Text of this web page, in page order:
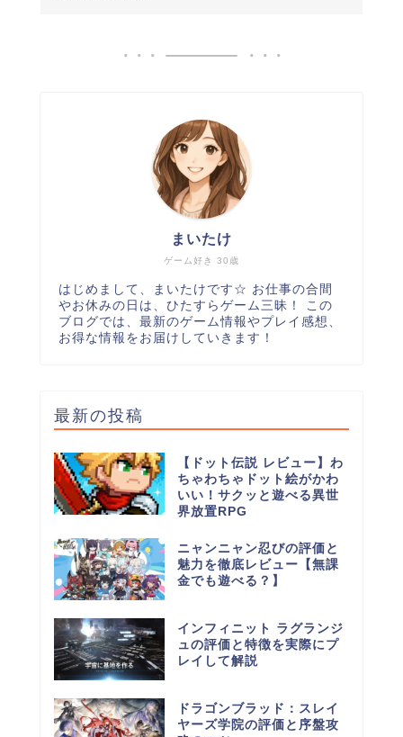
ゲーム好き 30歳
まいたけ
はじめまして、まいたけです☆ お仕事の合間
やお休みの日は、ひたすらゲーム三昧！ この
ブログでは、最新のゲーム情報やプレイ感想、
お得な情報をお届けしていきます！
最新の投稿
【ドット伝説 レビュー】わ
ちゃわちゃドット絵がかわ
いい！サクッと遊べる異世
界放置RPG
ニャンニャン忍びの評価と
魅力を徹底レビュー【無課
金でも遊べる？】
インフィニット ラグランジ
ュの評価と特徴を実際にプ
レイして解説
ドラゴンブラッド：スレイ
ヤーズ学院の評価と序盤攻